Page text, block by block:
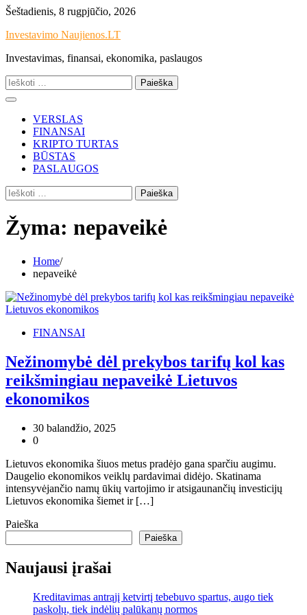
Skip
content
Šeštadienis, 8 rugpjūčio, 2026
Investavimo Naujienos.LT
Investavimas, finansai, ekonomika, paslaugos
Ieškoti:
VERSLAS
FINANSAI
KRIPTO TURTAS
BŪSTAS
PASLAUGOS
Ieškoti:
Žyma: nepaveikė
Home
nepaveikė
FINANSAI
Nežinomybė dėl prekybos tarifų kol kas
reikšmingiau nepaveikė Lietuvos
ekonomikos
30 balandžio, 2025
0
Lietuvos ekonomika šiuos metus pradėjo gana sparčiu augimu.
Daugelio ekonomikos veiklų pardavimai didėjo. Skatinama
intensyvėjančio namų ūkių vartojimo ir atsigaunančių investicijų
Lietuvos ekonomika šiemet ir […]
Paieška
Paieška
Naujausi įrašai
Kreditavimas antrąjį ketvirtį tebebuvo spartus, augo tiek
paskolų, tiek indėlių palūkanų normos